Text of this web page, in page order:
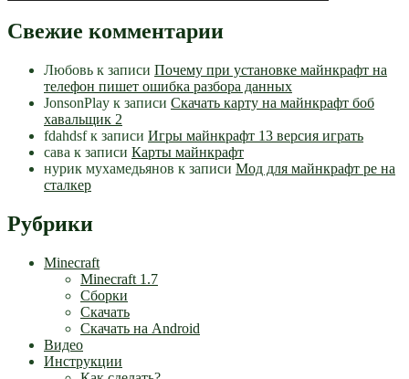
Свежие комментарии
Любовь к записи Почему при установке майнкрафт на
телефон пишет ошибка разбора данных
JonsonPlay к записи Скачать карту на майнкрафт боб
хавальщик 2
fdahdsfк записи Игры майнкрафт 13 версия играть
сава к записи Карты майнкрафт
нурик мухамедьянов к записи Мод для майнкрафт pe на
сталкер
Рубрики
Minecraft
Minecraft 1.7
Сборки
Скачать
Скачать на Android
Видео
Инструкции